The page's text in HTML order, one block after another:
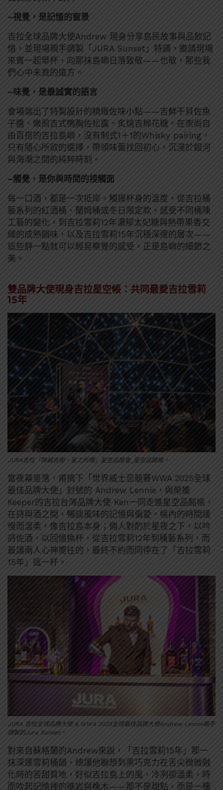
–視覺，是記憶的窗景
吉拉全球品牌大使Andrew 現身分享島民故事與品飲記
憶，並現場親手調製「JURA Sunset」特調，邀請現場
來賓一起舉杯，向那抹島嶼日落致敬——也敬，那些我
們心中未竟的遠方。
–味覺，是最誠實的語言
會場端出了特製設計的精緻佐味小點——吉鮮干貝佐魚
子醬、嫩煎吉式鴨胸佐松露、炙燒吉棉花糖。在崇尚自
由百搭的吉拉島嶼，沒有制式1＋1的Whisky pairing，
只有隨心所欲的選擇，帶領味蕾找回初心，沉浸於銀河
與海潮之間的純粹時刻。
–觸覺，是你與時間的接觸面
每一口酒，都是一次抵岸。觸摸杯身的溫度，從吉拉桶
藝系列的紅酒桶、蘭姆桶或冬日限定款，感受不同桶陳
工藝的變化，到吉拉雪莉12年濃郁太妃糖與熱帶果香交
織的成熟韻味，以及吉拉雪莉15年沉穩深邃的層次——
這些靜一點就可以輕易察覺的感受，正是島嶼的細節之
美。
雙品牌大使現身吉拉星空帳：共同最愛吉拉雪莉
15年
JURA吉拉「跨越吉距・星之所嚮」星空品酩會_星空品酩帳。
當夜幕垂落，甫摘下「世界威士忌競賽WWA 2025全球
最佳品牌大使」封號的 Andrew Lennie，與榮獲
Keeper的吉拉台灣品牌大使 Ken一同走進星空品酩帳，
在詩與酒之間，暢談風味的記憶與偏愛。帳內的時間緩
慢而溫柔，像吉拉島本身；倆人對酌於星夜之下，以吟
詩佐酒，以回憶換杯，從吉拉雪莉12年到桶藝系列，而
最讓兩人心神嚮往的，最終不約而同停在了「吉拉雪莉
15年」這一杯。
JURA 吉拉全球品牌大使 & WWA 2025全球最佳品牌大使Andrew Lennie親手
調製的Jura Sunset。
對來自蘇格蘭的Andrew來說，「吉拉雪莉15年」那一
抹深邃雪莉桶韻，總讓他聯想到黑巧克力在舌尖微微融
化時的苦甜質地，好似吉拉島上的風，冷冽卻溫柔，時
而吹起記憶裡的礁岩與橡木——那不是甜點，而是一種